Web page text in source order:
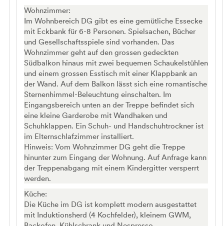
Wohnzimmer:
Im Wohnbereich DG gibt es eine gemütliche Essecke
mit Eckbank für 6-8 Personen. Spielsachen, Bücher
und Gesellschaftsspiele sind vorhanden. Das
Wohnzimmer geht auf den grossen gedeckten
Südbalkon hinaus mit zwei bequemen Schaukelstühlen
und einem grossen Esstisch mit einer Klappbank an
der Wand. Auf dem Balkon lässt sich eine romantische
Sternenhimmel-Beleuchtung einschalten. Im
Eingangsbereich unten an der Treppe befindet sich
eine kleine Garderobe mit Wandhaken und
Schuhklappen. Ein Schuh- und Handschuhtrockner ist
im Elternschlafzimmer installiert.
Hinweis: Vom Wohnzimmer DG geht die Treppe
hinunter zum Eingang der Wohnung. Auf Anfrage kann
der Treppenabgang mit einem Kindergitter versperrt
werden.
Küche:
Die Küche im DG ist komplett modern ausgestattet
mit Induktionsherd (4 Kochfelder), kleinem GWM,